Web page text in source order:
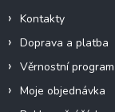
Kontakty
Doprava a platba
Věrnostní program
Moje objednávka